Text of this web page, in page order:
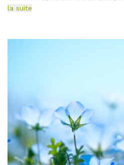
la suite